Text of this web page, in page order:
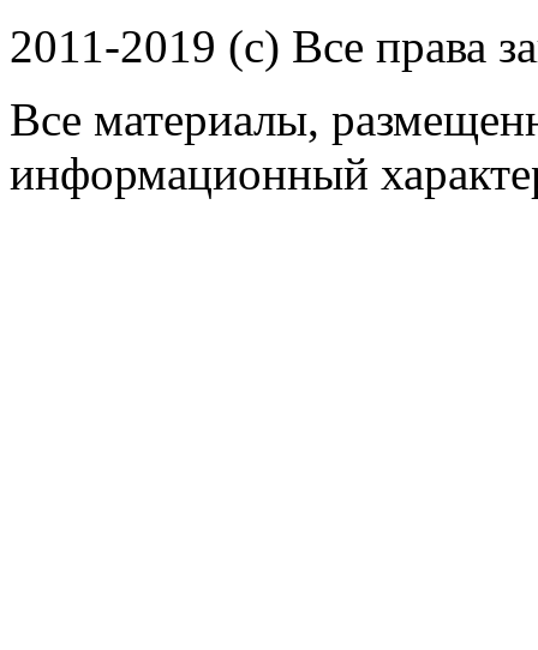
2011-2019 (c) Все права
Все материалы,
информационный